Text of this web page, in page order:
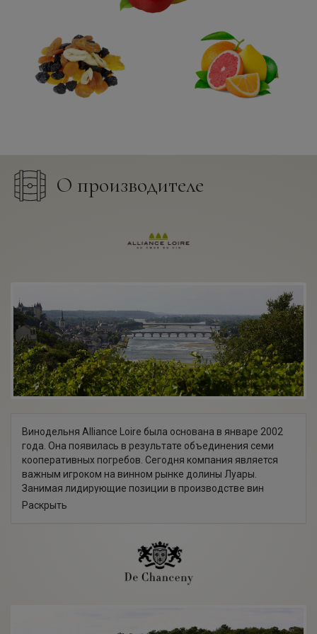
О производителе
Винодельня Alliance Loire была основана в январе 2002
года. Она появилась в результате объединения семи
кооперативных погребов. Сегодня компания является
важным игроком на винном рынке долины Луары.
Занимая лидирующие позиции в производстве вин
долины Луары, винодельня Альянс Луар предлагает
побережье Атлантического океана до региона Турень,
расположенного на 1000 километров вглубь суши.
Раскрыть